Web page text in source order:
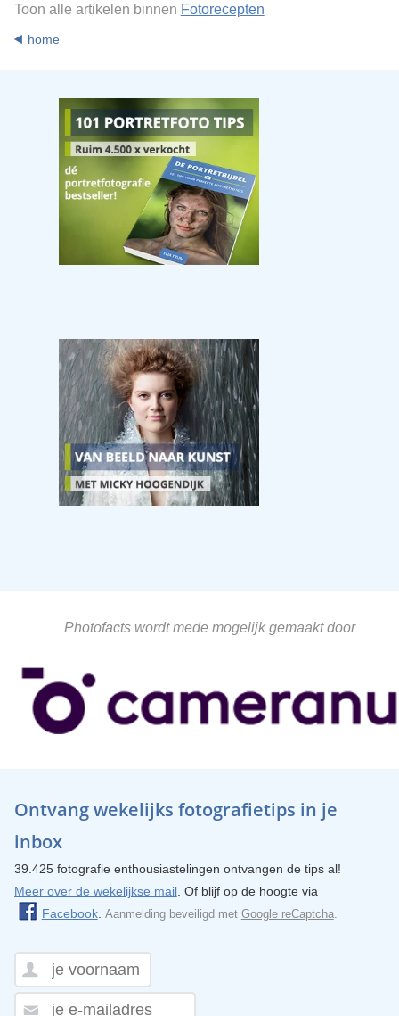
Toon alle artikelen binnen Fotorecepten
home
Photofacts wordt mede mogelijk gemaakt door
Ontvang wekelijks fotografietips in je
inbox
39.425 fotografie enthousiastelingen ontvangen de tips al!
Meer over de wekelijkse mail. Of blijf op de hoogte via
Facebook. Aanmelding beveiligd met Google reCaptcha.